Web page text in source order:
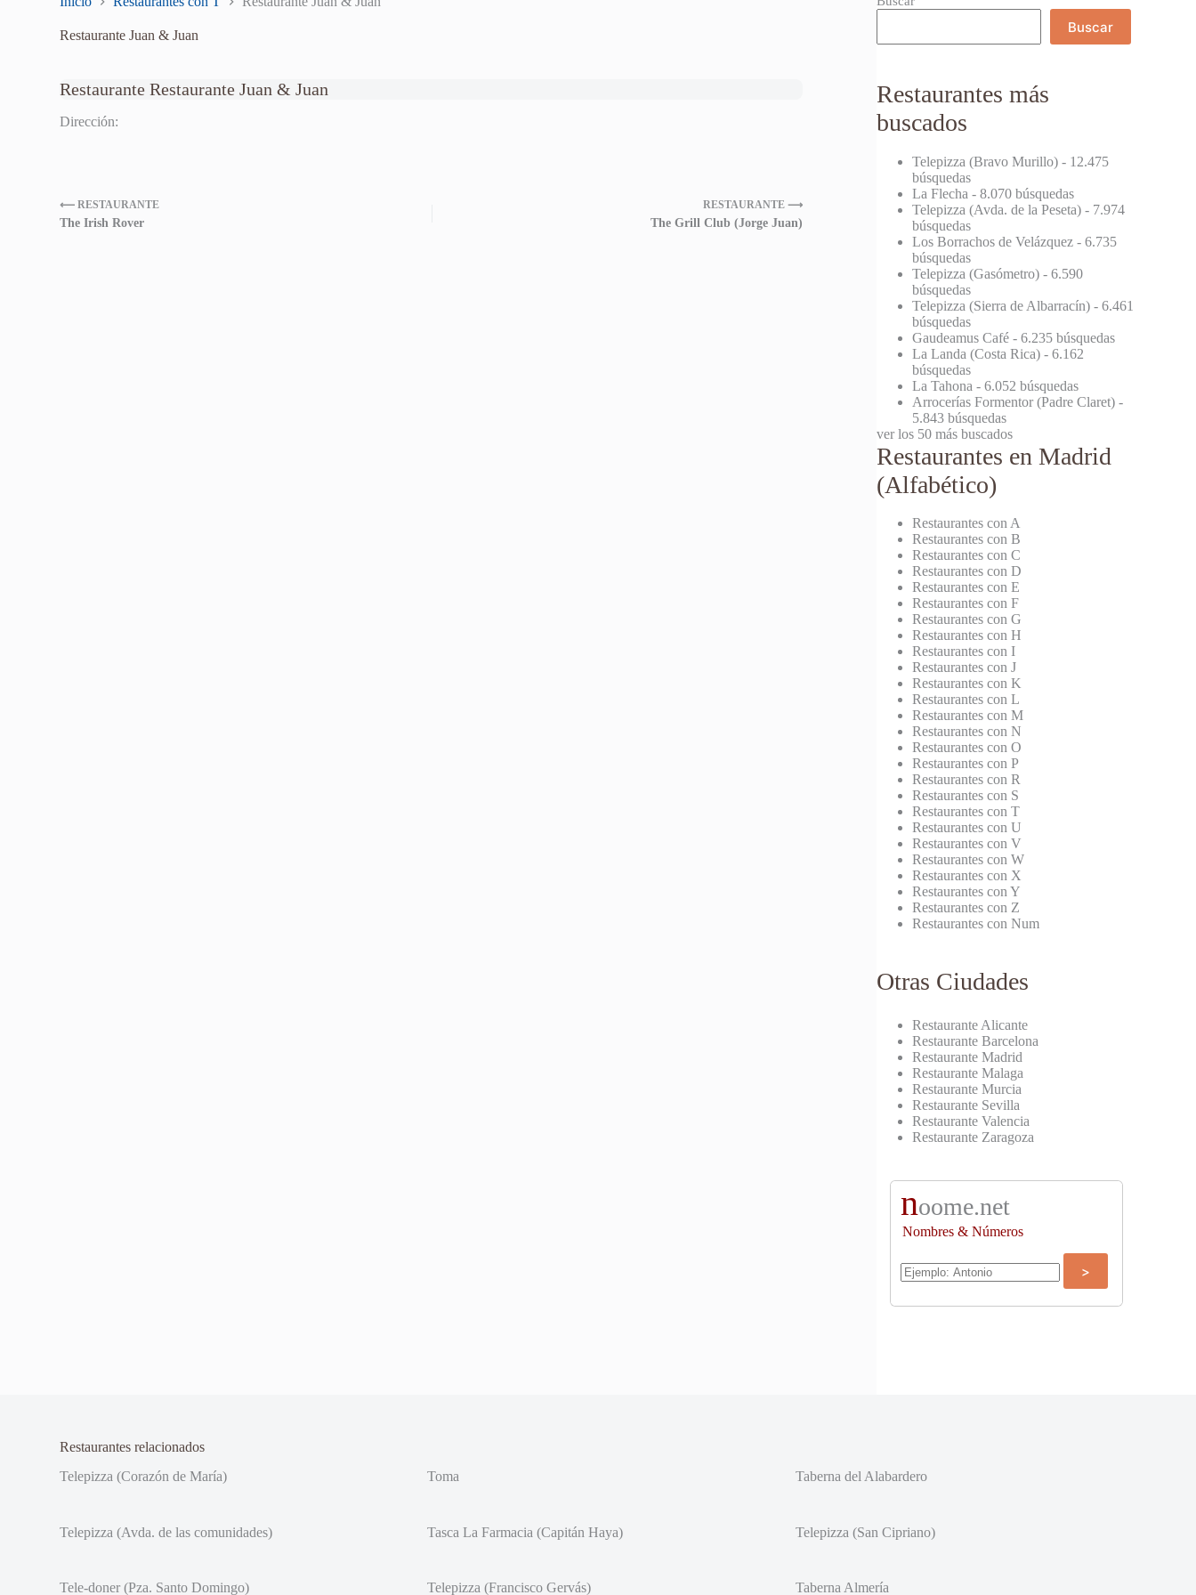
Restaurante Juan & Juan
Restaurante Restaurante Juan & Juan
Dirección:
⟵ RESTAURANTE
The Irish Rover
RESTAURANTE ⟶
The Grill Club (Jorge Juan)
Buscar
Restaurantes más
buscados
Telepizza (Bravo Murillo) - 12.475
búsquedas
La Flecha - 8.070 búsquedas
Telepizza (Avda. de la Peseta) - 7.974
búsquedas
Los Borrachos de Velázquez - 6.735
búsquedas
Telepizza (Gasómetro) - 6.590
búsquedas
Telepizza (Sierra de Albarracín) - 6.461
búsquedas
Gaudeamus Café - 6.235 búsquedas
La Landa (Costa Rica) - 6.162
búsquedas
La Tahona - 6.052 búsquedas
Arrocerías Formentor (Padre Claret) -
5.843 búsquedas
ver los 50 más buscados
Restaurantes en Madrid
(Alfabético)
Restaurantes con A
Restaurantes con B
Restaurantes con C
Restaurantes con D
Restaurantes con E
Restaurantes con F
Restaurantes con G
Restaurantes con H
Restaurantes con I
Restaurantes con J
Restaurantes con K
Restaurantes con L
Restaurantes con M
Restaurantes con N
Restaurantes con O
Restaurantes con P
Restaurantes con R
Restaurantes con S
Restaurantes con T
Restaurantes con U
Restaurantes con V
Restaurantes con W
Restaurantes con X
Restaurantes con Y
Restaurantes con Z
Restaurantes con Num
Otras Ciudades
Restaurante Alicante
Restaurante Barcelona
Restaurante Madrid
Restaurante Malaga
Restaurante Murcia
Restaurante Sevilla
Restaurante Valencia
Restaurante Zaragoza
noome.net
Nombres & Números
Restaurantes relacionados
Telepizza (Corazón de María)
Toma Taberna del Alabardero
Telepizza (Avda. de las comunidades) Tasca La Farmacia (Capitán Haya) Telepizza (San Cipriano)
Tele-doner (Pza. Santo Domingo) Telepizza (Francisco Gervás) Taberna Almería